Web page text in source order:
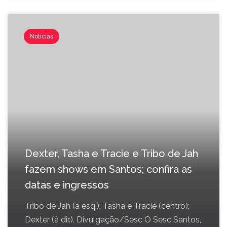
Notícias
Dexter, Tasha e Tracie e Tribo de Jah
fazem shows em Santos; confira as
datas e ingressos
Tribo de Jah (à esq.); Tasha e Tracie (centro);
Dexter (à dir.). Divulgação/Sesc O Sesc Santos,